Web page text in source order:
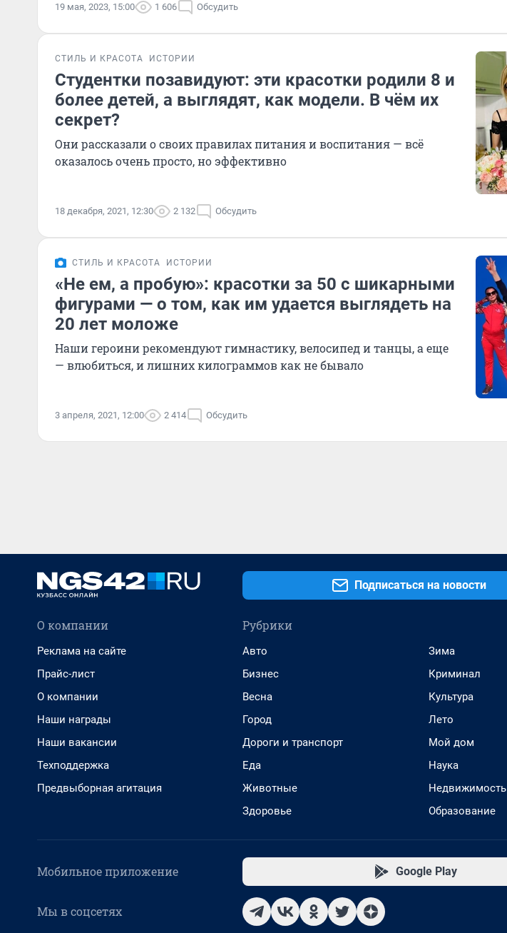
19 мая, 2023, 15:00 1 606 Обсудить
СТИЛЬ И КРАСОТА ИСТОРИИ
Студентки позавидуют: эти красотки родили 8 и
более детей, а выглядят, как модели. В чём их
секрет?
Они рассказали о своих правилах питания и воспитания — всё
оказалось очень просто, но эффективно
18 декабря, 2021, 12:30 2 132 Обсудить
СТИЛЬ И КРАСОТА ИСТОРИИ
«Не ем, а пробую»: красотки за 50 с шикарными
фигурами — о том, как им удается выглядеть на
20 лет моложе
Наши героини рекомендуют гимнастику, велосипед и танцы, а еще
— влюбиться, и лишних килограммов как не бывало
3 апреля, 2021, 12:00 2 414 Обсудить
Подписаться на новости
О компании
Реклама на сайте
Прайс-лист
О компании
Наши награды
Наши вакансии
Техподдержка
Предвыборная агитация
Рубрики
Авто
Бизнес
Весна
Город
Дороги и транспорт
Еда
Животные
Здоровье
Зима
Криминал
Культура
Лето
Мой дом
Наука
Недвижимость
Образование
Мобильное приложение Google Play
Мы в соцсетях